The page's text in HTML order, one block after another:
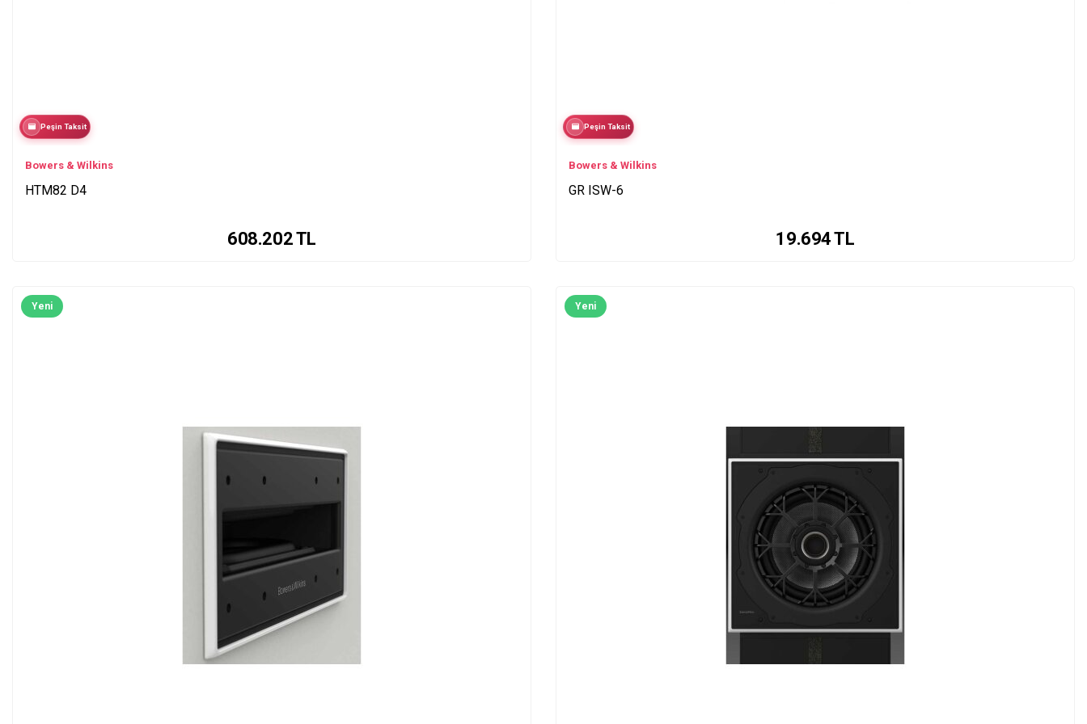
Peşin Taksit
Bowers & Wilkins
HTM82 D4
608.202TL
Peşin Taksit
Bowers & Wilkins
GR ISW-6
19.694TL
Yeni Yeni